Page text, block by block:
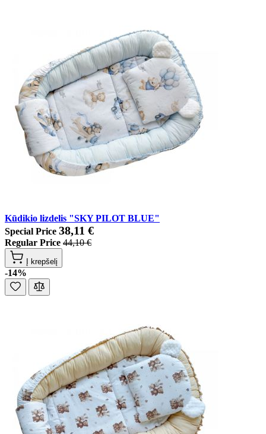
Kūdikio lizdelis "SKY PILOT BLUE"
Special Price 38,11 €
Regular Price 44,10 €
Į krepšelį
-14%